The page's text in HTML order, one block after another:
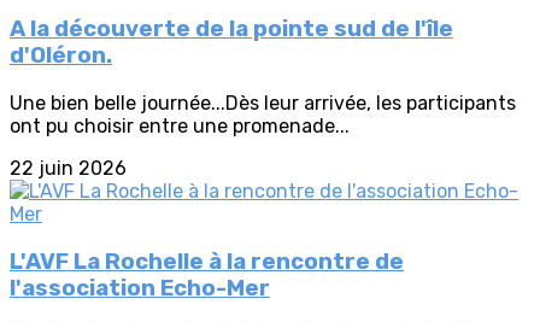
A la découverte de la pointe sud de l'île
d'Oléron.
Une bien belle journée...Dès leur arrivée, les participants
ont pu choisir entre une promenade...
22 juin 2026
L'AVF La Rochelle à la rencontre de
l'association Echo-Mer